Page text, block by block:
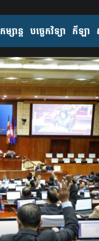
កម្សាន្ត បច្ចេកវិទ្យា កីឡា